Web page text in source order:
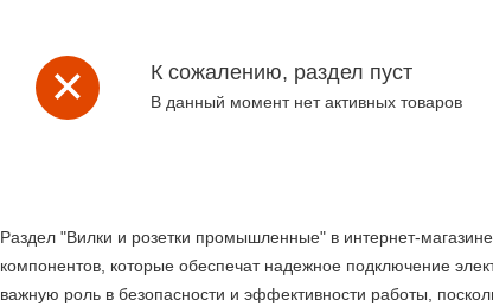
К сожалению, раздел пуст
В данный момент нет активных товаров
Раздел "Вилки и розетки промышленные" в интернет-
компонентов, которые обеспечат надежное подключение
важную роль в безопасности и эффективности работы,